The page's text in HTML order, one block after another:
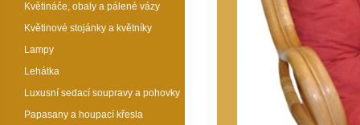
Květináče, obaly a pálené vázy
Květinové stojánky a květníky
Lampy
Lehátka
Luxusní sedací soupravy a pohovky
Papasany a houpací křesla